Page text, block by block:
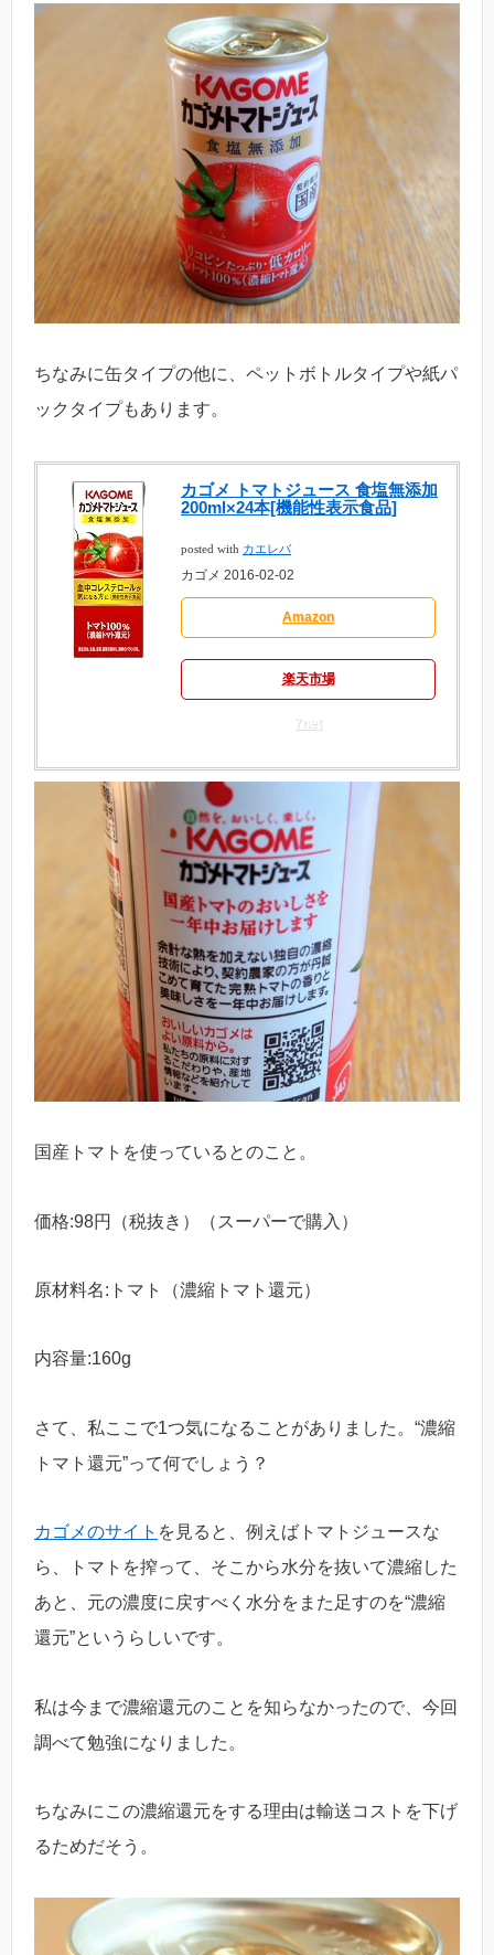
ちなみに缶タイプの他に、ペットボトルタイプや紙パ
ックタイプもあります。
カゴメ トマトジュース 食塩無添加
200ml×24本[機能性表示食品]
posted with カエレバ
カゴメ 2016-02-02
Amazon
楽天市場
7net
国産トマトを使っているとのこと。
価格:98円（税抜き）（スーパーで購入）
原材料名:トマト（濃縮トマト還元）
内容量:160g
さて、私ここで1つ気になることがありました。“濃縮
トマト還元”って何でしょう？
カゴメのサイト を見ると、例えばトマトジュースな
ら、トマトを搾って、そこから水分を抜いて濃縮した
あと、元の濃度に戻すべく水分をまた足すのを“濃縮
還元”というらしいです。
私は今まで濃縮還元のことを知らなかったので、今回
調べて勉強になりました。
ちなみにこの濃縮還元をする理由は輸送コストを下げ
るためだそう。